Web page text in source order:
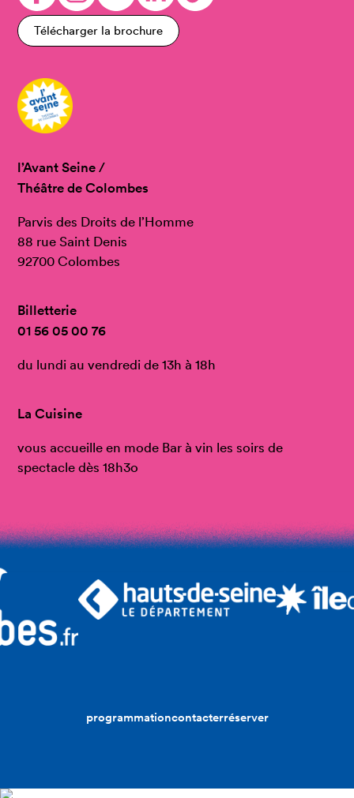
Télécharger la brochure
l’Avant Seine /
Théâtre de Colombes
Parvis des Droits de l’Homme
88 rue Saint Denis
92700 Colombes
Billetterie
01 56 05 00 76
du lundi au vendredi de 13h à 18h
La Cuisine
vous accueille en mode Bar à vin les soirs de
spectacle dès 18h3o
programmationcontacterréserver